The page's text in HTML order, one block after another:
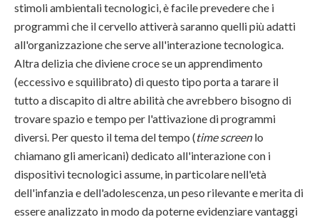
stimoli ambientali tecnologici, è facile prevedere che i
programmi che il cervello attiverà saranno quelli più adatti
all'organizzazione che serve all'interazione tecnologica.
Altra delizia che diviene croce se un apprendimento
(eccessivo e squilibrato) di questo tipo porta a tarare il
tutto a discapito di altre abilità che avrebbero bisogno di
trovare spazio e tempo per l'attivazione di programmi
diversi. Per questo il tema del tempo (time screenlo
chiamano gli americani) dedicato all'interazione con i
dispositivi tecnologici assume, in particolare nell'età
dell'infanzia e dell'adolescenza, un peso rilevante e merita di
essere analizzato in modo da poterne evidenziare vantaggi